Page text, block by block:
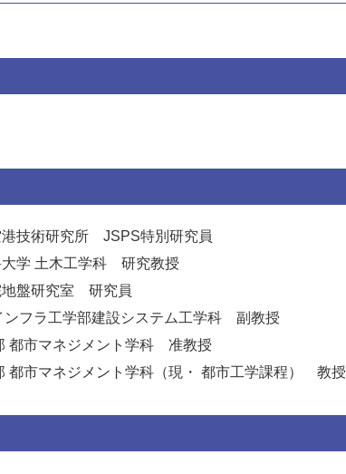
港技術研究所 JSPS特別研究員
大学 土木工学科 研究教授
地盤研究室 研究員
ンフラ工学部建設システム工学科 副教授
都市マネジメント学科 准教授
都市マネジメント学科（現・ 都市工学課程） 教授